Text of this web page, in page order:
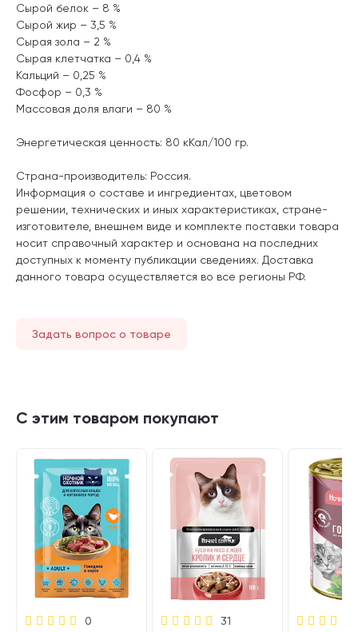
Сырой белок – 8 %
Сырой жир – 3,5 %
Сырая зола – 2 %
Сырая клетчатка – 0,4 %
Кальций – 0,25 %
Фосфор – 0,3 %
Массовая доля влаги – 80 %
Энергетическая ценность: 80 кКал/100 гр.
Страна-производитель: Россия.
Информация о составе и ингредиентах, цветовом
решении, технических и иных характеристиках, стране-
изготовителе, внешнем виде и комплекте поставки товара
носит справочный характер и основана на последних
доступных к моменту публикации сведениях. Доставка
данного товара осуществляется во все регионы РФ.
Задать вопрос о товаре
С этим товаром покупают
0 31